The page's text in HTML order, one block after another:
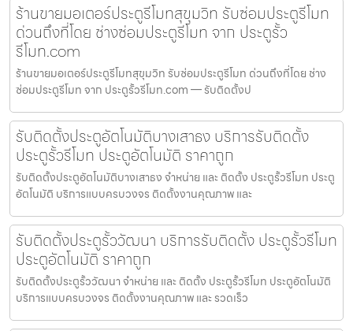
ร้านขายมอเตอร์ประตูรีโมทสุขุมวิท รับซ่อมประตูรีโมท
ด่วนถึงที่โดย ช่างซ่อมประตูรีโมท จาก ประตูรั้ว
รีโมท.com
ร้านขายมอเตอร์ประตูรีโมทสุขุมวิท รับซ่อมประตูรีโมท ด่วนถึงที่โดย ช่าง
ซ่อมประตูรีโมท จาก ประตูรั้วรีโมท.com — รับติดตั้งป
รับติดตั้งประตูอัตโนมัติบางเสาธง บริการรับติดตั้ง
ประตูรั้วรีโมท ประตูอัตโนมัติ ราคาถูก
รับติดตั้งประตูอัตโนมัติบางเสาธง จำหน่าย และ ติดตั้ง ประตูรั้วรีโมท ประตู
อัตโนมัติ บริการแบบครบวงจร ติดตั้งงานคุณภาพ และ
รับติดตั้งประตูรั้ววัฒนา บริการรับติดตั้ง ประตูรั้วรีโมท
ประตูอัตโนมัติ ราคาถูก
รับติดตั้งประตูรั้ววัฒนา จำหน่าย และ ติดตั้ง ประตูรั้วรีโมท ประตูอัตโนมัติ
บริการแบบครบวงจร ติดตั้งงานคุณภาพ และ รวดเร็ว